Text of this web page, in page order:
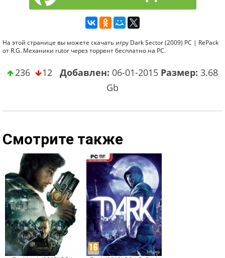
На этой странице вы можете скачать игру Dark Sector (2009) PC | RePack
от R.G. Механики rutor через торрент бесплатно на PC.
236 12 Добавлен: 06-01-2015 Размер: 3.68
Gb
Смотрите также